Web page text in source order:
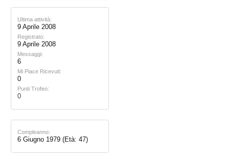
Ultima attività:
9 Aprile 2008
Registrato:
9 Aprile 2008
Messaggi:
6
Mi Piace Ricevuti:
0
Punti Trofeo:
0
Compleanno:
6 Giugno 1979 (Età: 47)